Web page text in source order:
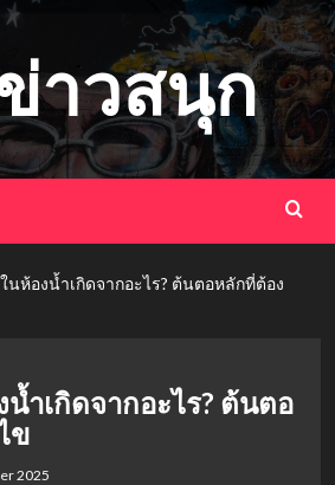
าวสนุก
นห้องน้ำเกิดจากอะไร? ต้นตอหลักที่ต้อง
ำเกิดจากอะไร? ต้นตอ
ข
2025